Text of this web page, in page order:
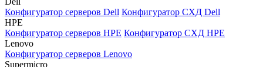
Конфигуратор серверов Dell Конфигуратор СХД Dell
HPE
Конфигуратор серверов HPE Конфигуратор СХД HPE
Lenovo
Конфигуратор серверов Lenovo
Supermicro